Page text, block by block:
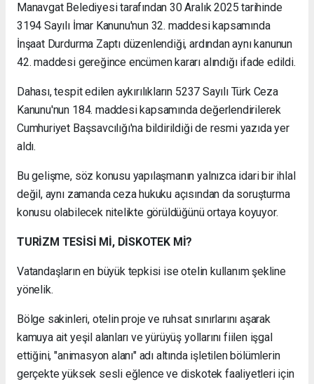
Manavgat Belediyesi tarafından 30 Aralık 2025 tarihinde
3194 Sayılı İmar Kanunu'nun 32. maddesi kapsamında
İnşaat Durdurma Zaptı düzenlendiği, ardından aynı kanunun
42. maddesi gereğince encümen kararı alındığı ifade edildi.
Dahası, tespit edilen aykırılıkların 5237 Sayılı Türk Ceza
Kanunu'nun 184. maddesi kapsamında değerlendirilerek
Cumhuriyet Başsavcılığı'na bildirildiği de resmi yazıda yer
aldı.
Bu gelişme, söz konusu yapılaşmanın yalnızca idari bir ihlal
değil, aynı zamanda ceza hukuku açısından da soruşturma
konusu olabilecek nitelikte görüldüğünü ortaya koyuyor.
TURİZM TESİSİ Mİ, DİSKOTEK Mİ?
Vatandaşların en büyük tepkisi ise otelin kullanım şekline
yönelik.
Bölge sakinleri, otelin proje ve ruhsat sınırlarını aşarak
kamuya ait yeşil alanları ve yürüyüş yollarını fiilen işgal
ettiğini, "animasyon alanı" adı altında işletilen bölümlerin
gerçekte yüksek sesli eğlence ve diskotek faaliyetleri için